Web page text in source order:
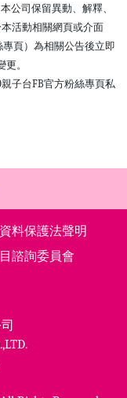
公司保留異動、解釋、
活動相關網頁或介面
專頁）為相關公告後立即
。
子台FB官方粉絲專頁私
料保護法聲明
諮詢委員會